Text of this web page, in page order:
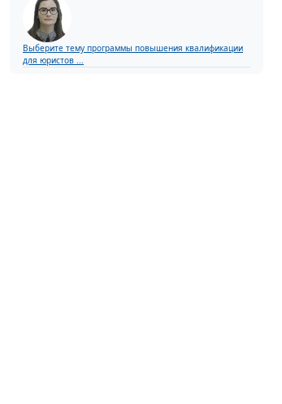
Выберите тему программы повышения квалификации
для юристов ...